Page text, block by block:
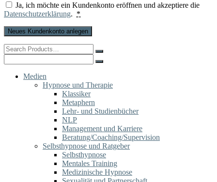
Ja, ich möchte ein Kundenkonto eröffnen und akzeptiere die
Datenschutzerklärung. *
Neues Kundenkonto anlegen
Search
for:
for:
Medien
Hypnose und Therapie
Klassiker
Metaphern
Lehr- und Studienbücher
NLP
Management und Karriere
Beratung/Coaching/Supervision
Selbsthypnose und Ratgeber
Selbsthypnose
Mentales Training
Medizinische Hypnose